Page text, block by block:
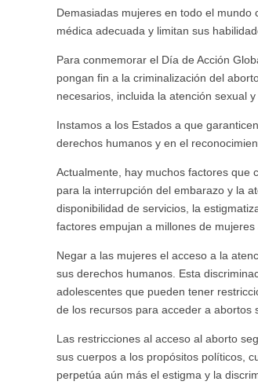
Demasiadas mujeres en todo el
médica adecuada y limitan sus
Para conmemorar el Día de Acción
pongan fin a la criminalización del
necesarios, incluida la atención sexual
Instamos a los Estados a que
derechos humanos y en el
Actualmente, hay muchos factores que
para la interrupción del embarazo y la
disponibilidad de servicios, la
factores empujan a millones de
Negar a las mujeres el acceso a la
sus derechos humanos. Esta
adolescentes que pueden tener
de los recursos para acceder a abortos
Las restricciones al acceso al aborto
sus cuerpos a los propósitos políticos,
perpetúa aún más el estigma y la